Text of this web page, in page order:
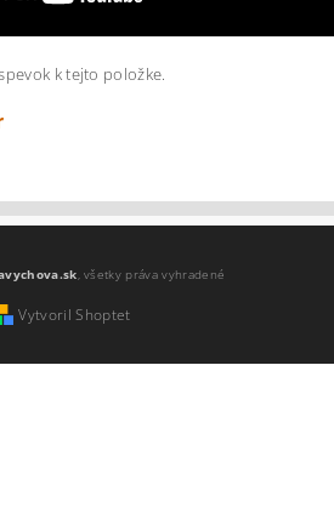
k tejto položke.
, všetky práva vyhradené
Vytvoril Shoptet